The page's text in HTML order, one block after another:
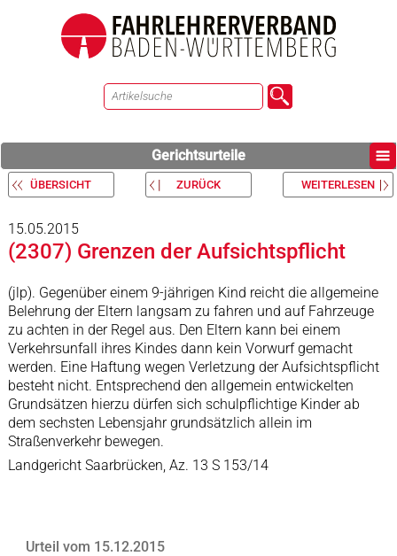
Gerichtsurteile
ÜBERSICHT ZURÜCK WEITERLESEN
15.05.2015
(2307) Grenzen der Aufsichtspflicht
(jlp). Gegenüber einem 9-jährigen Kind reicht die allgemeine
Belehrung der Eltern langsam zu fahren und auf Fahrzeuge
zu achten in der Regel aus. Den Eltern kann bei einem
Verkehrsunfall ihres Kindes dann kein Vorwurf gemacht
werden. Eine Haftung wegen Verletzung der Aufsichtspflicht
besteht nicht. Entsprechend den allgemein entwickelten
Grundsätzen hierzu dürfen sich schulpflichtige Kinder ab
dem sechsten Lebensjahr grundsätzlich allein im
Straßenverkehr bewegen.
Landgericht Saarbrücken, Az. 13 S 153/14
Urteil vom 15.12.2015